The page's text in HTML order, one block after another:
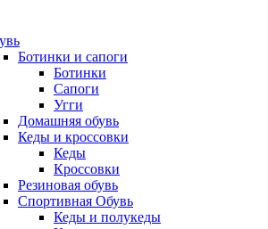
Ботинки и сапоги
Ботинки
Сапоги
Угги
Домашняя обувь
Кеды и кроссовки
Кеды
Кроссовки
Резиновая обувь
Спортивная Обувь
Кеды и полукеды